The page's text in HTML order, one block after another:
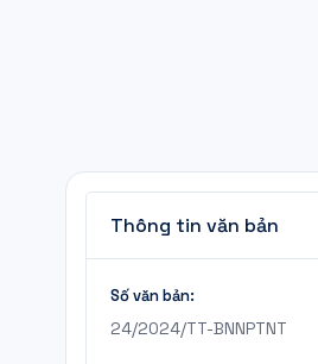
Thông tin văn bản
Số văn bản:
24/2024/TT-BNNPTNT